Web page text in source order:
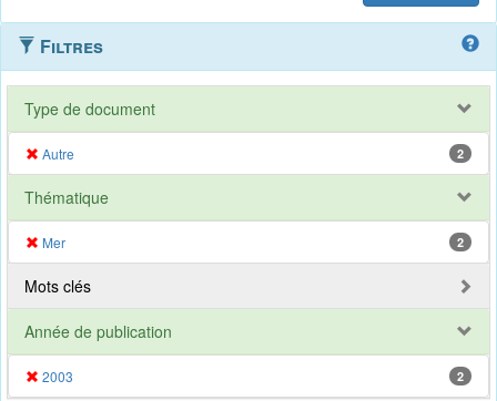
Filtres
Type de document
Autre 2
Thématique
Mer 2
Mots clés
Année de publication
2003 2